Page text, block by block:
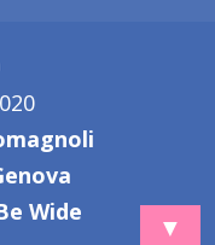
Wide ▼